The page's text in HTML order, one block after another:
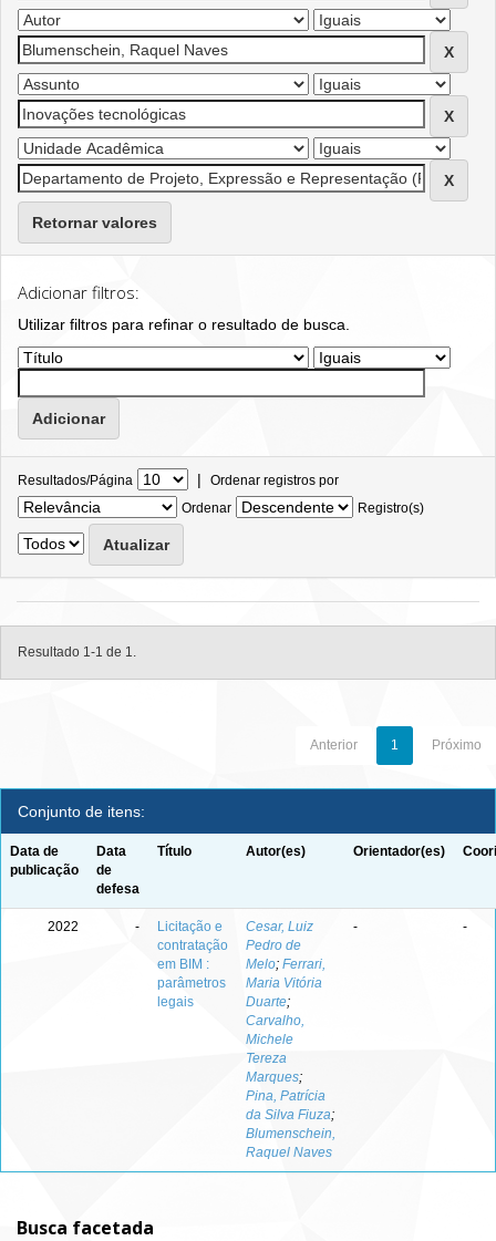
Retornar valores
Adicionar filtros:
Utilizar filtros para refinar o resultado de busca.
Resultados/Página | Ordenar registros por
Ordenar
Registro(s)
Resultado 1-1 de 1.
Anterior 1 Próximo
Conjunto de itens:
Data de
publicação
Data
de
defesa
Título Autor(es) Orientador(es)
2022 -
Licitação e
contratação
em BIM :
parâmetros
legais
Cesar, Luiz
Pedro de
Melo; Ferrari,
Maria Vitória
Duarte;
Carvalho,
Michele
Tereza
Marques;
Pina, Patrícia
da Silva Fiuza;
Blumenschein,
Raquel Naves
- -
Busca facetada